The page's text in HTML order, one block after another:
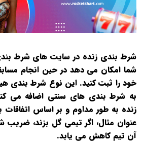
شما امکان می دهد در حین انجام
خود را ثبت کنید. این نوع شرط‌ بندی
به شرط‌ بندی‌ های سنتی اضافه می‌
زنده به طور مداوم و بر اساس اتفاقات
عنوان مثال، اگر تیمی گل بزند،
آن تیم کاهش می‌ یابد.